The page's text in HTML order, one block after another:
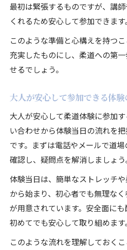
最初は緊張するものですが、講
くれるため安心して参加できます。
このような準備と心構えを持つ
充実したものにし、柔道への第
せるでしょう。
大人が安心して参加できる体
大人が安心して柔道体験に参加
い合わせから体験当日の流れを
です。まずは電話やメールで道
確認し、疑問点を解消しましょう
体験当日は、簡単なストレッチ
から始まり、初心者でも無理な
が用意されています。安全面にも
初めてでも安心して取り組めます。
このような流れを理解しておく